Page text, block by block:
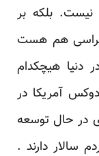
بلکه بر
هم هست
دنیا هیچکدام
آمریکا در
در حال توسعه
سالار دارند .